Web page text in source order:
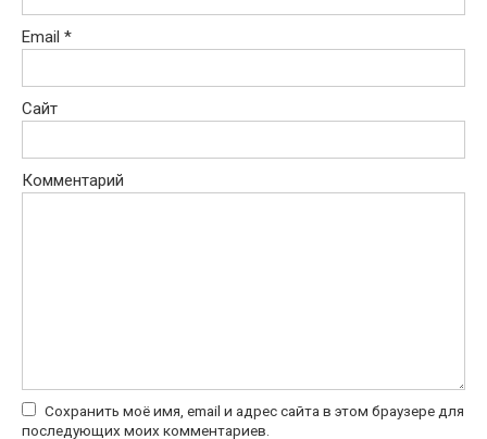
Email *
Сайт
Комментарий
Сохранить моё имя, email и адрес сайта в этом браузере для
последующих моих комментариев.